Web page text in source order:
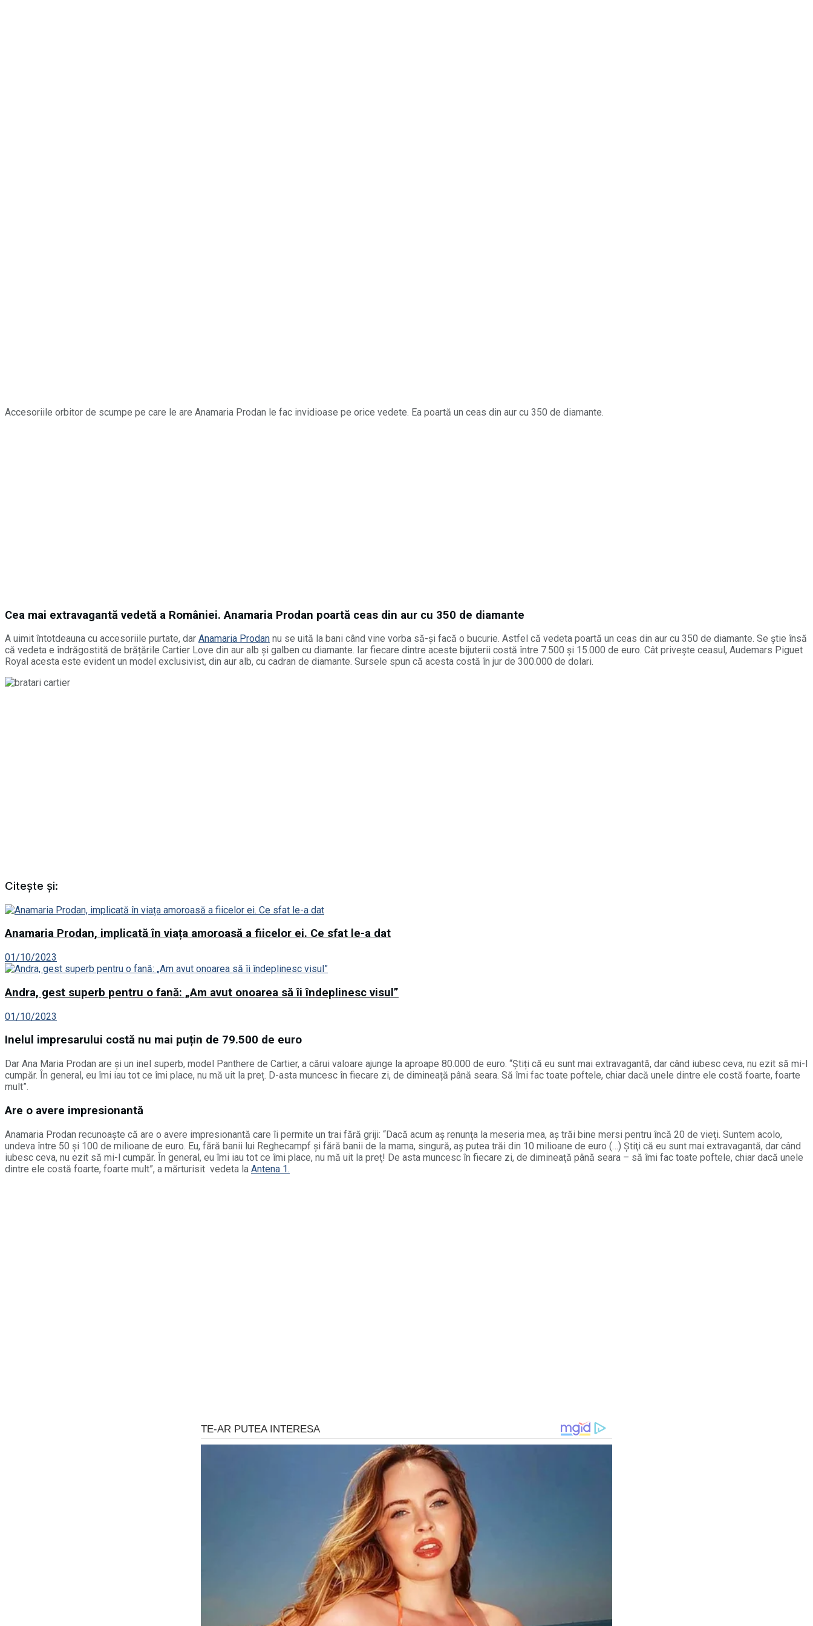
Accesoriile orbitor de scumpe pe care le are Anamaria Prodan le fac invidioase pe orice vedete. Ea poartă un ceas din aur cu 350 de diamante.
Cea mai extravagantă vedetă a României. Anamaria Prodan poartă ceas din aur cu 350 de diamante
A uimit întotdeauna cu accesoriile purtate, dar Anamaria Prodan nu se uită la bani când vine vorba să-și facă o bucurie. Astfel că vedeta poartă un ceas din aur cu 350 de diamante. Se știe însă
că vedeta e îndrăgostită de brățările Cartier Love din aur alb şi galben cu diamante. Iar fiecare dintre aceste bijuterii costă între 7.500 şi 15.000 de euro. Cât privește ceasul, Audemars Piguet
Royal acesta este evident un model exclusivist, din aur alb, cu cadran de diamante. Sursele spun că acesta costă în jur de 300.000 de dolari.
Citește și:
Anamaria Prodan, implicată în viața amoroasă a fiicelor ei. Ce sfat le-a dat
01/10/2023
Andra, gest superb pentru o fană: „Am avut onoarea să îi îndeplinesc visul”
01/10/2023
Inelul impresarului costă nu mai puțin de 79.500 de euro
Dar Ana Maria Prodan are și un inel superb, model Panthere de Cartier, a cărui valoare ajunge la aproape 80.000 de euro. “Știți că eu sunt mai extravagantă, dar când iubesc ceva, nu ezit să mi-l
cumpăr. În general, eu îmi iau tot ce îmi place, nu mă uit la preț. D-asta muncesc în fiecare zi, de dimineață până seara. Să îmi fac toate poftele, chiar dacă unele dintre ele costă foarte, foarte
mult”.
Are o avere impresionantă
Anamaria Prodan recunoaște că are o avere impresionantă care îi permite un trai fără griji: “Dacă acum aş renunţa la meseria mea, aş trăi bine mersi pentru încă 20 de vieți. Suntem acolo,
undeva între 50 şi 100 de milioane de euro. Eu, fără banii lui Reghecampf şi fără banii de la mama, singură, aş putea trăi din 10 milioane de euro (…) Ştiţi că eu sunt mai extravagantă, dar când
iubesc ceva, nu ezit să mi-l cumpăr. În general, eu îmi iau tot ce îmi place, nu mă uit la preţ! De asta muncesc în fiecare zi, de dimineaţă până seara – să îmi fac toate poftele, chiar dacă unele
dintre ele costă foarte, foarte mult”, a mărturisit vedeta la Antena 1.